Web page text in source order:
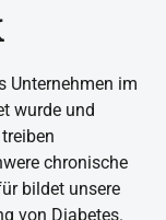
Unternehmen im
wurde und
chronische
bildet unsere
von Diabetes.